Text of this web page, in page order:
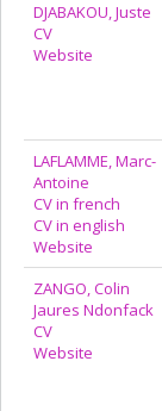
DJABAKOU, Juste
CV
Website
LAFLAMME, Marc-
Antoine
CV in french
CV in english
Website
ZANGO, Colin
Jaures Ndonfack
CV
Website